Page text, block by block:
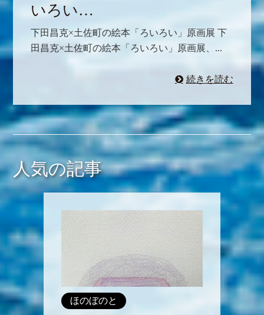
いろい…
下田昌克×土佐町の絵本「ろいろい」原画展 下
田昌克×土佐町の絵本「ろいろい」原画展、...
続きを読む
人気の記事
ほのぼのと